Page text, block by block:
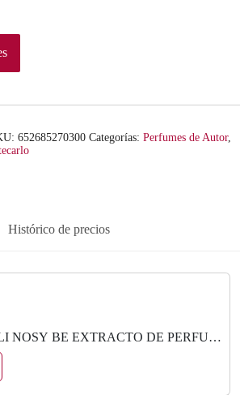
652685270300 Categorías: Perfumes de Autor,
Histórico de precios
NOSY BE EXTRACTO DE PERFUME
CARLO]